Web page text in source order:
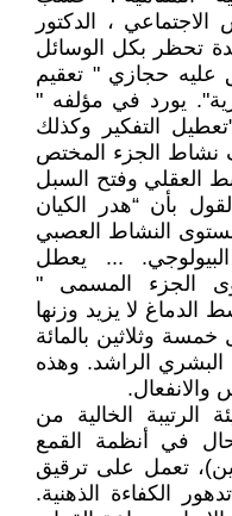
، الدكتور
تحظر بكل الوسائل
عليه حجازي " تعقيم
يورد في مؤلفه "
(ص167)، إن "تعطيل التفكير وكذلك
نشاط الجزء المختص
العقلي وفتح السبل
بأن “هدر الكيان
النشاط العصبي
البيولوجي. ... يعطل
الجزء المسمى "
الدماغ لا يزيد وزنها
وثلاثين بالمائة
البشري الراشد. وهذه
الرتيبة الخالية من
في أنظمة القمع
تعمل على ترقيق
الكفاءة الذهنية.